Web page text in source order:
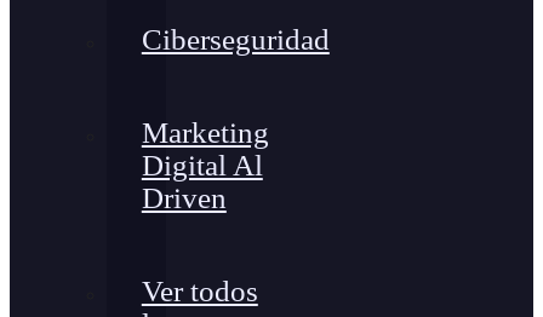
Ciberseguridad
Marketing
Digital Al
Driven
Ver todos